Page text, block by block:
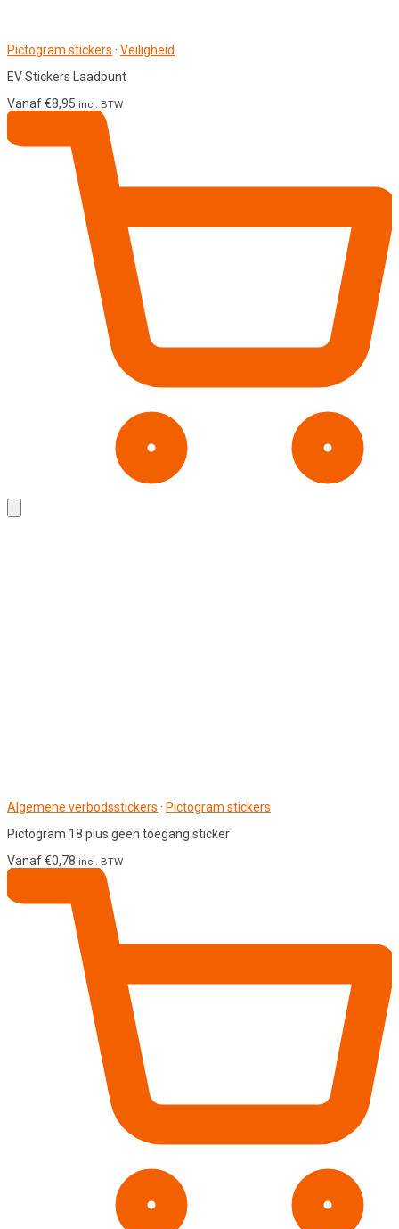
Pictogram stickers · Veiligheid
EV Stickers Laadpunt
Vanaf€8,95 incl. BTW
Algemene verbodsstickers · Pictogram stickers
Pictogram 18 plus geen toegang sticker
Vanaf€0,78 incl. BTW